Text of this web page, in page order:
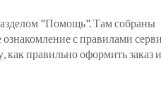
"Помощь". Там собраны
с правилами
как правильно оформить заказ